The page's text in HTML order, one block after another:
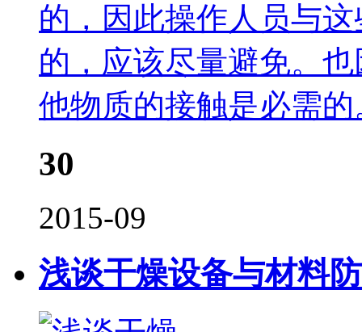
的，因此操作人员与
的，应该尽量避免。
他物质的接触是必需的
30
2015-09
浅谈干燥设备与材料